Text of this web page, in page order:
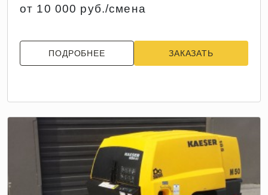
от 10 000 руб./смена
ПОДРОБНЕЕ ЗАКАЗАТЬ